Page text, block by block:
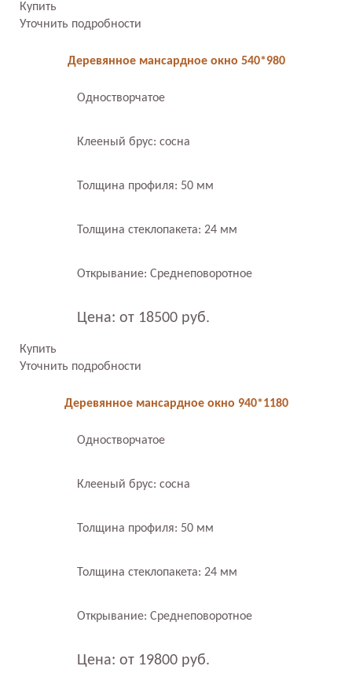
Купить
Уточнить подробности
Деревянное мансардное окно 540*980
Одностворчатое
Клееный брус: сосна
Толщина профиля: 50 мм
Толщина стеклопакета: 24 мм
Открывание: Среднеповоротное
Цена: от 18500 руб.
Купить
Уточнить подробности
Деревянное мансардное окно 940*1180
Одностворчатое
Клееный брус: сосна
Толщина профиля: 50 мм
Толщина стеклопакета: 24 мм
Открывание: Среднеповоротное
Цена: от 19800 руб.